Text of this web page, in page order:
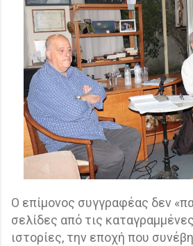
Ο επίμονος συγγραφέας δεν
σελίδες από τις
ιστορίες, την εποχή που